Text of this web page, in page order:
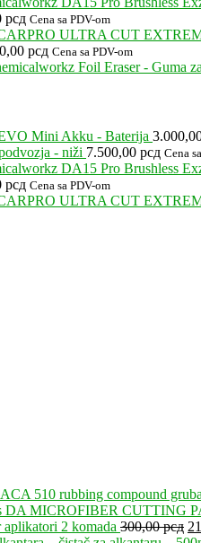
рсд Cena sa PDV-om
ULTRA CUT
рсд Cena sa PDV-om
Foil Eraser - Guma
Mini Akku - Baterija
- niži 7.500,00 рсд Cena
DA15 Pro Brushless
рсд Cena sa PDV-om
ULTRA CUT
510 rubbing compound
DA MICROFIBER CUTTING
2 komada 300,00рсд